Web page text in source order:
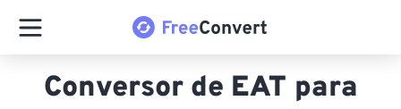
Conversor de EAT para